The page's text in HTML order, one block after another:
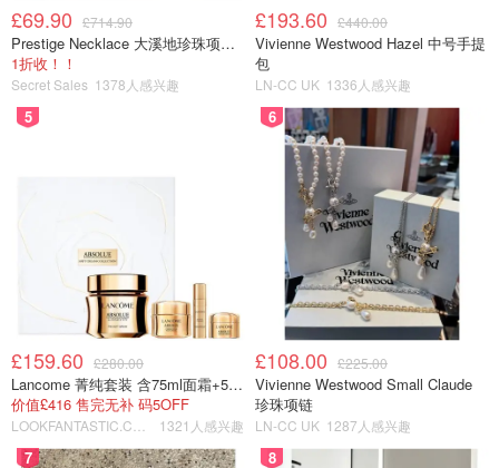
£69.90 £714.90
Prestige Necklace 大溪地珍珠项链 10-11mm
1折收！！
Secret Sales 1378人感兴趣
£193.60 £440.00
Vivienne Westwood Hazel 中号手提
包
LN-CC UK 1336人感兴趣
5
£159.60 £280.00
Lancome 菁纯套装 含75ml面霜+5ml精华+5ml眼霜
价值£416 售完无补 码5OFF
1321人感兴趣
6
£108.00 £225.00
Vivienne Westwood Small Claude
珍珠项链
LN-CC UK 1287人感兴趣
7 8